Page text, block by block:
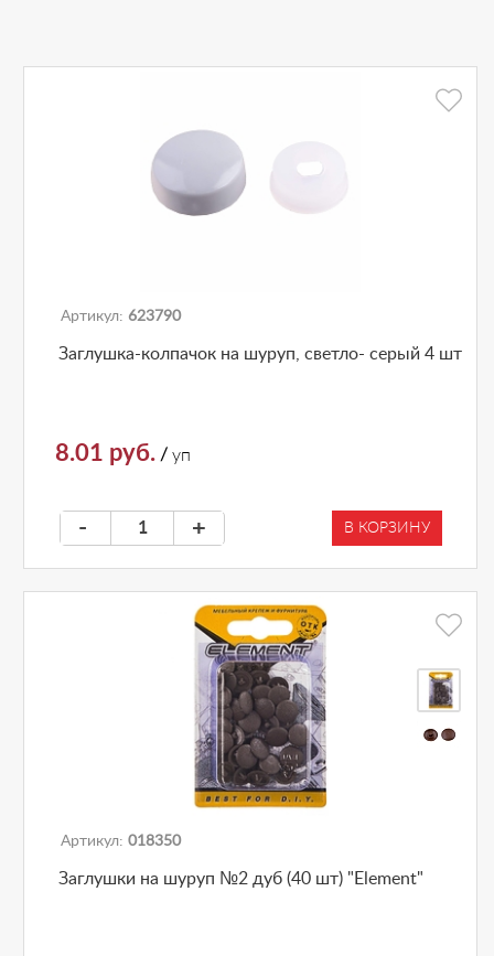
Артикул: 623790
Заглушка-колпачок на шуруп, светло- серый 4 шт
8.01 руб. / уп
- + В КОРЗИНУ
Артикул: 018350
Заглушки на шуруп №2 дуб (40 шт) "Element"